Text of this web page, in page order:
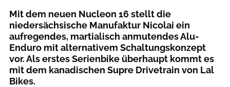
Mit dem neuen Nucleon 16 stellt die
niedersächsische Manufaktur Nicolai ein
aufregendes, martialisch anmutendes Alu-
Enduro mit alternativem Schaltungskonzept
vor. Als erstes Serienbike überhaupt kommt es
mit dem kanadischen Supre Drivetrain von Lal
Bikes.